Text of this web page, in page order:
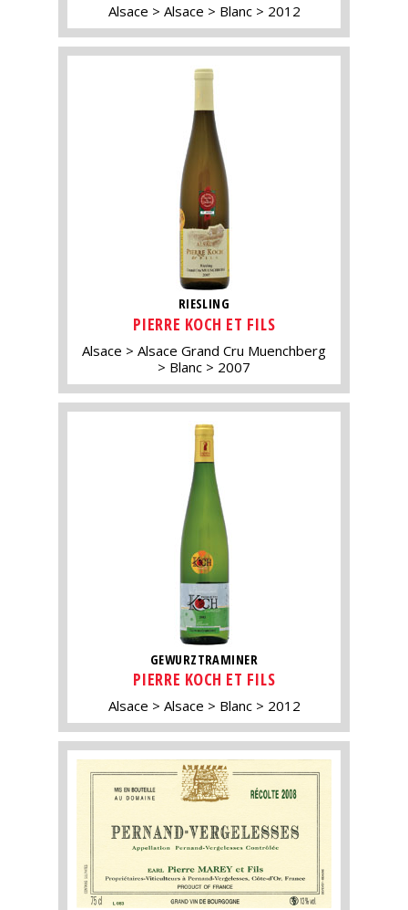
Alsace Alsace Blanc 2012
RIESLING
PIERRE KOCH ET FILS
Alsace
Alsace Grand Cru Muenchberg
Blanc
2007
GEWURZTRAMINER
PIERRE KOCH ET FILS
Alsace Alsace Blanc 2012